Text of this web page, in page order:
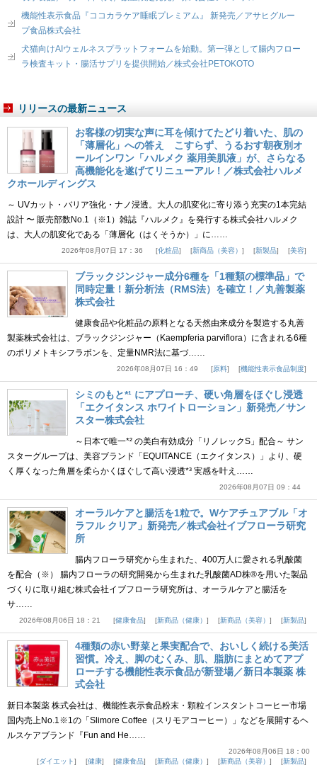
機能性表示食品『ココカラケア睡眠プレミアム』 新発売／アサヒグルー
プ食品株式会社
犬猫向けAIウェルネスプラットフォームを始動。第一弾として腸内フロー
ラ検査キット・腸活サプリを提供開始／株式会社PETOKOTO
リリースの最新ニュース
お客様の切実な声に耳を傾けてたどり着いた、肌の
「薄層化」への答え こすらず、うるおす朝夜別オ
ールインワン「ハルメク 薬用美肌液」が、さらなる
高機能化を遂げてリニューアル！／株式会社ハルメ
クホールディングス
～ UVカット・バリア強化・ナノ浸透。大人の肌変化に寄り添う充実の1本完結
設計 〜 販売部数No.1（※1）雑誌『ハルメク』を発行する株式会社ハルメク
は、大人の肌変化である「薄層化（はくそうか）」に……
2026年08月07日 17：36 化粧品 新商品（美容） 新製品 美容
ブラックジンジャー成分6種を「1種類の標準品」で
同時定量！新分析法（RMS法）を確立！／丸善製薬
株式会社
健康食品や化粧品の原料となる天然由来成分を製造する丸善
製薬株式会社は、ブラックジンジャー（Kaempferia parviflora）に含まれる6種
のポリメトキシフラボンを、定量NMR法に基づ……
2026年08月07日 16：49 原料 機能性表示食品制度
シミのもと*¹ にアプローチ、硬い角層をほぐし浸透
「エクイタンス ホワイトローション」新発売／サン
スター株式会社
～日本で唯一*² の美白有効成分「リノレックS」配合～ サン
スターグループは、美容ブランド「EQUITANCE（エクイタンス）」より、硬
く厚くなった角層を柔らかくほぐして高い浸透*³ 実感を叶え……
2026年08月07日 09：44
オーラルケアと腸活を1粒で。Wケアチュアブル「オ
ラフル クリア」新発売／株式会社イブフローラ研究
所
腸内フローラ研究から生まれた、400万人に愛される乳酸菌
を配合（※） 腸内フローラの研究開発から生まれた乳酸菌AD株®を用いた製品
づくりに取り組む株式会社イブフローラ研究所は、オーラルケアと腸活を
サ……
2026年08月06日 18：21 健康食品 新商品（健康） 新商品（美容） 新製品
4種類の赤い野菜と果実配合で、おいしく続ける美活
習慣。冷え、脚のむくみ、肌、脂肪にまとめてアプ
ローチする機能性表示食品が新登場／新日本製薬 株
式会社
新日本製薬 株式会社は、機能性表示食品粉末・顆粒インスタントコーヒー市場
国内売上No.1※1の「Slimore Coffee（スリモアコーヒー）」などを展開するヘ
ルスケアブランド『Fun and He……
2026年08月06日 18：00
ダイエット
健康 健康食品 新商品（健康） 新商品（美容） 新製品